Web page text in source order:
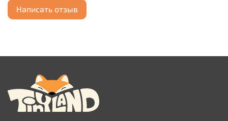
Написать отзыв